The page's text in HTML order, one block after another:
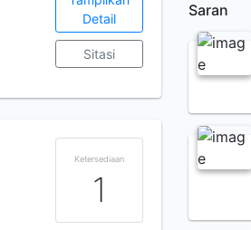
Detail
Sitasi
Ketersediaan
1
Saran